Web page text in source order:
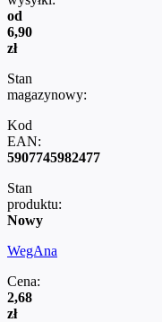
od
6,90
zł
Stan
magazynowy:
Kod
EAN:
5907745982477
Stan
produktu:
Nowy
WegAna
Cena:
2,68
zł